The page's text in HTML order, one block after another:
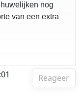
nog
van een extra
Reageer